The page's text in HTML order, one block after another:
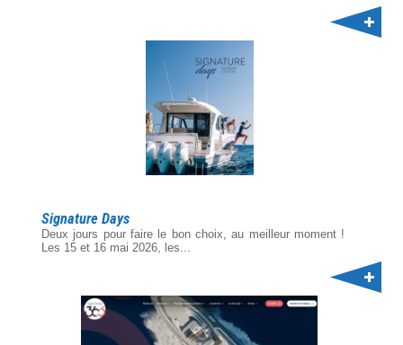
Signature Days
Deux jours pour faire le bon choix, au meilleur moment !
Les 15 et 16 mai 2026, les...